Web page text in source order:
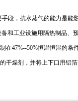
段，抗水蒸气的能力是
和工业设施用隔热制品
47%--50%恒温恒湿的条
干燥剂，并将上下口用铝